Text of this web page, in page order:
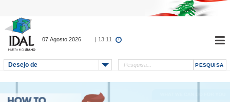
07.Agosto.2026 | 13:11
Desejo de